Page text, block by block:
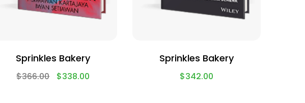
Sprinkles Bakery
$366.00 $338.00
Sprinkles Bakery
$342.00